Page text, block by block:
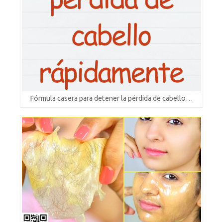
Fórmula casera para detener la pérdida de cabello…